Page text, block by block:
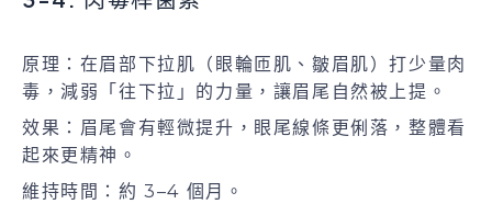
原理：在眉部下拉肌（眼輪匝肌、皺眉肌）打少量肉
毒，減弱「往下拉」的力量，讓眉尾自然被上提。
效果：眉尾會有輕微提升，眼尾線條更俐落，整體看
起來更精神。
維持時間：約 3–4 個月。